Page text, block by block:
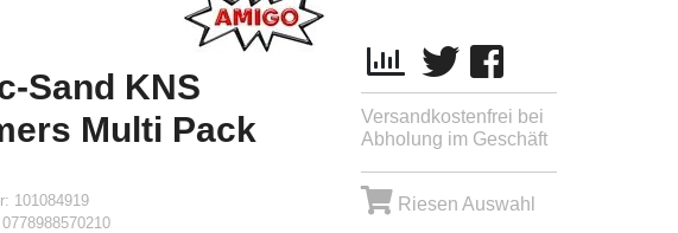
Sand KNS
Multi Pack
101084919
0778988570210
Versandkostenfrei bei
Abholung im Geschäft
Riesen Auswahl